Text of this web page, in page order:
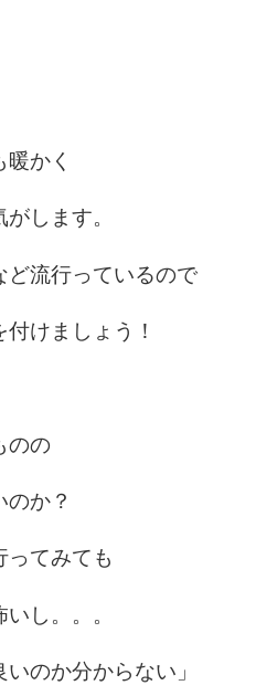
かく
します。
ど流行っているので
けましょう！
のの
か？
ってみても
し。。。
のか分からない」